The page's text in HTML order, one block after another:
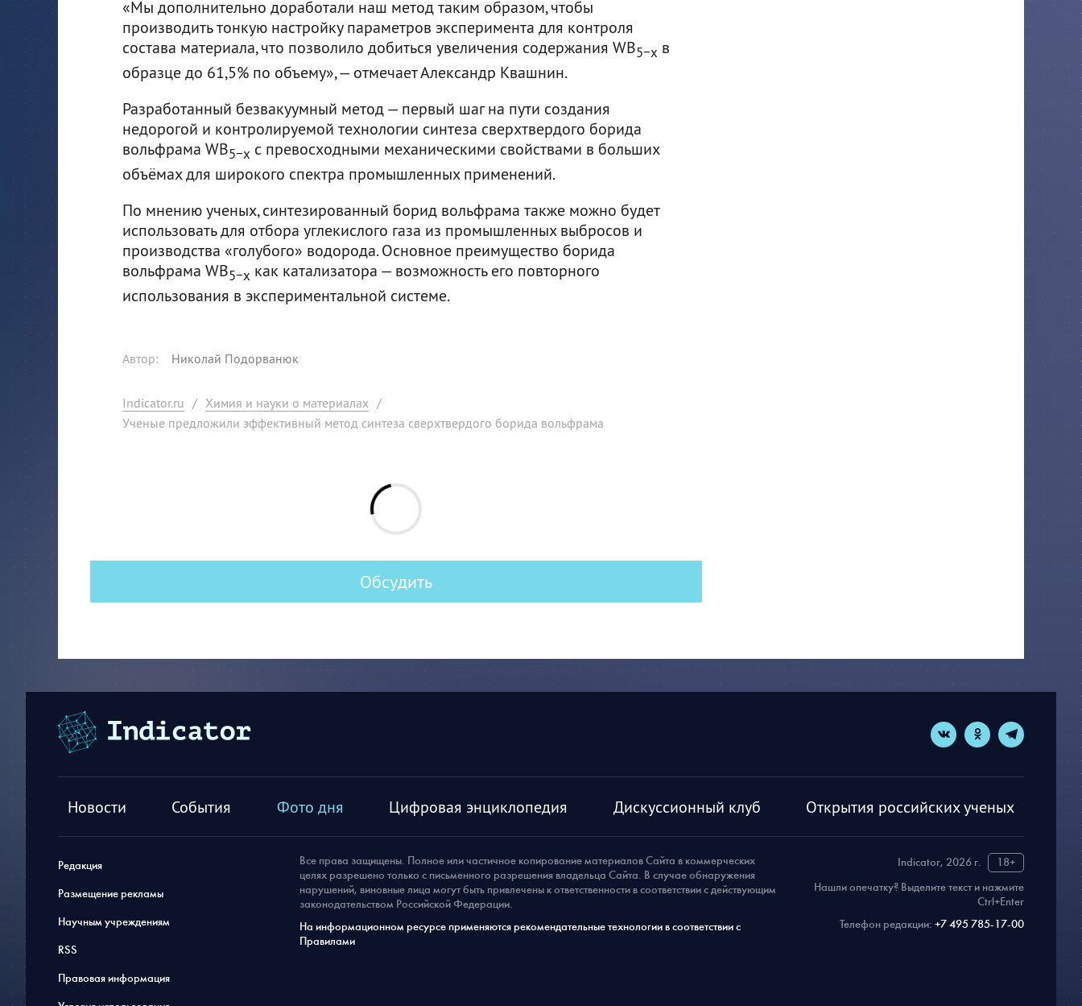
«Мы дополнительно доработали наш метод таким образом, чтобы
производить тонкую настройку параметров эксперимента для контроля
состава материала, что позволило добиться увеличения содержания WB5−x в
образце до 61,5% по объему», — отмечает Александр Квашнин.
Разработанный безвакуумный метод — первый шаг на пути создания
недорогой и контролируемой технологии синтеза сверхтвердого борида
вольфрама WB5−x с превосходными механическими свойствами в больших
объёмах для широкого спектра промышленных применений.
По мнению ученых, синтезированный борид вольфрама также можно будет
использовать для отбора углекислого газа из промышленных выбросов и
производства «голубого» водорода. Основное преимущество борида
вольфрама WB5−x как катализатора — возможность его повторного
использования в экспериментальной системе.
Автор: Николай Подорванюк
Indicator.ru / Химия и науки о материалах /
Ученые предложили эффективный метод синтеза сверхтвердого борида вольфрама
Обсудить
Новости События Фото дня Цифровая энциклопедия Дискуссионный клуб Открытия российских ученых
Редакция
Размещение рекламы
Научным учреждениям
RSS
Правовая информация
Indicator, 2026 г.
18+
Нашли опечатку? Выделите текст и нажмите
Ctrl+Enter
Телефон редакции: +7 495 785-17-00
Все права защищены. Полное или частичное копирование материалов Сайта в коммерческих
целях разрешено только с письменного разрешения владельца Сайта. В случае обнаружения
нарушений, виновные лица могут быть привлечены к ответственности в соответствии с действующим
законодательством Российской Федерации.
На информационном ресурсе применяются рекомендательные технологии в соответствии с
Правилами